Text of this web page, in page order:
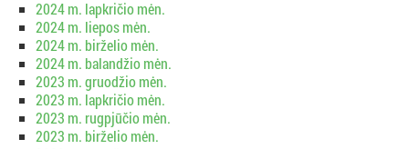
2024 m. lapkričio mėn.
2024 m. liepos mėn.
2024 m. birželio mėn.
2024 m. balandžio mėn.
2023 m. gruodžio mėn.
2023 m. lapkričio mėn.
2023 m. rugpjūčio mėn.
2023 m. birželio mėn.